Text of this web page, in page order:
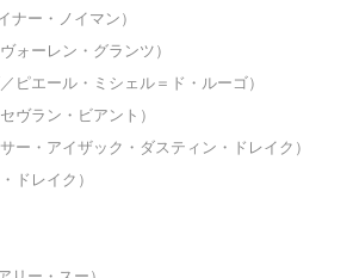
ナー・ノイマン）
ォーレン・グランツ）
ピエール・ミシェル＝ド・ルーゴ）
ヴラン・ビアント）
ー・アイザック・ダスティン・ドレイク）
ドレイク）